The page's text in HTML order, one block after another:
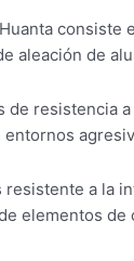
consiste
aleación de
resistencia
a la
elementos